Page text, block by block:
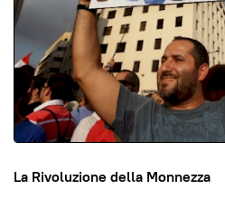
La Rivoluzione della Monnezza